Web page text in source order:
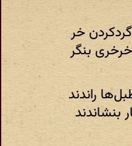
خر
بنگر
راندند
بنشاندند